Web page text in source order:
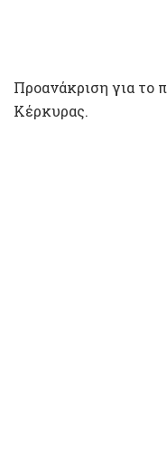
Προανάκριση για το
Κέρκυρας.